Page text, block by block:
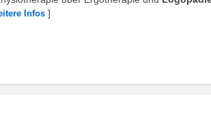
Infos ]